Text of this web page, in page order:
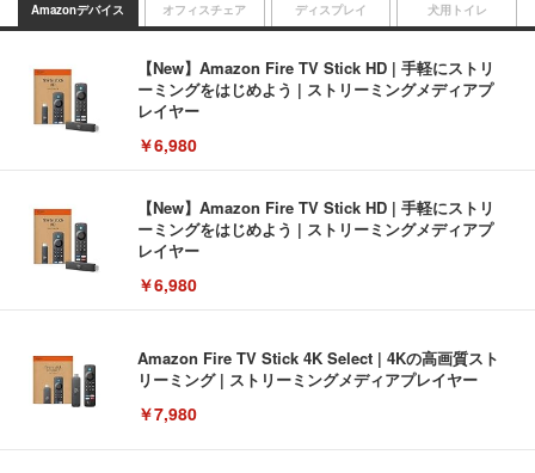
Amazonデバイス
【New】Amazon Fire TV Stick HD | 手軽にストリ
ーミングをはじめよう | ストリーミングメディアプ
レイヤー
￥6,980
【New】Amazon Fire TV Stick HD | 手軽にストリ
ーミングをはじめよう | ストリーミングメディアプ
レイヤー
￥6,980
Amazon Fire TV Stick 4K Select | 4Kの高画質スト
リーミング | ストリーミングメディアプレイヤー
￥7,980
オフィスチェア ディスプレイ 犬用トイレ